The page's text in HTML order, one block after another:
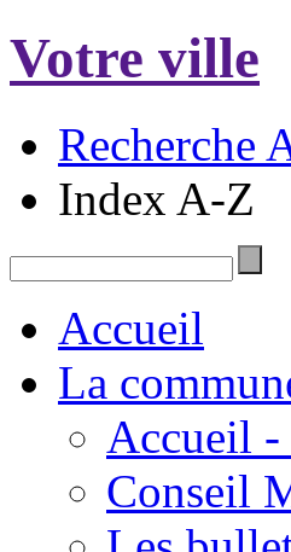
Votre ville
Recherche
Index A-Z
Accueil
La
Accueil -
Conseil